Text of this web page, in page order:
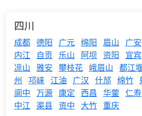
四川
成都 德阳 广元 绵阳 眉山 广安
内江
自贡 乐山 阿坝 资阳 宜宾
凉山 雅安 攀枝花 峨眉山 都江
州 邛崃 江油 广汉 什邡 绵竹
阆中
万源 康定 西昌 华蓥 仁寿
中江
渠县 资中 大竹 重庆